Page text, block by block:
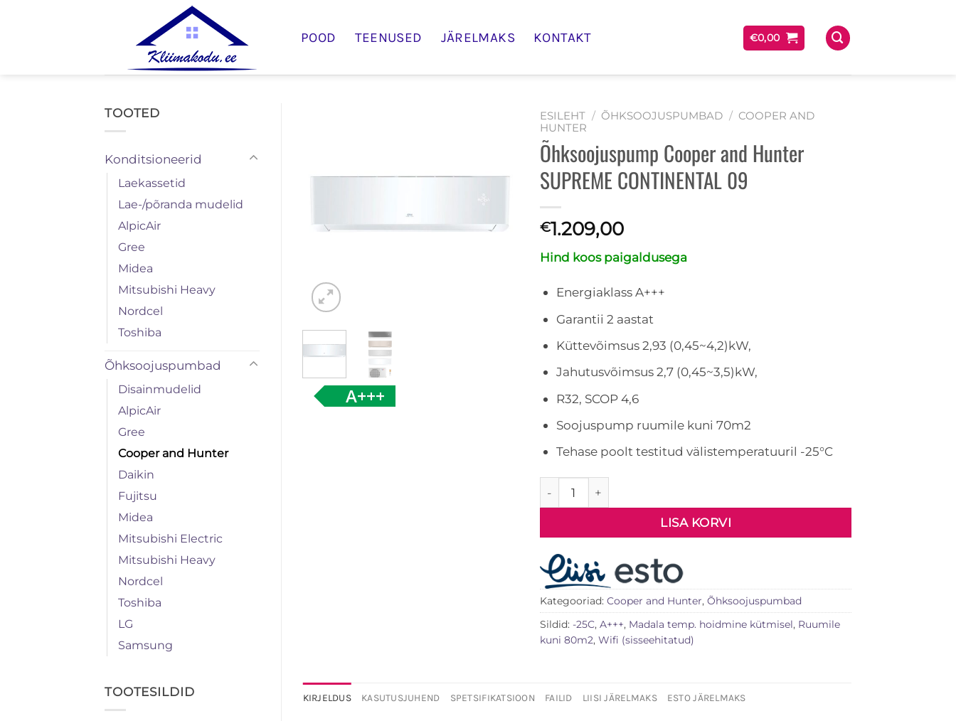
POOD TEENUSED JÄRELMAKS KONTAKT €0,00
TOOTED
Konditsioneerid
Laekassetid
Lae-/põranda mudelid
AlpicAir
Gree
Midea
Mitsubishi Heavy
Nordcel
Toshiba
Õhksoojuspumbad
Disainmudelid
AlpicAir
Gree
Cooper and Hunter
Daikin
Fujitsu
Midea
Mitsubishi Electric
Mitsubishi Heavy
Nordcel
Toshiba
LG
Samsung
TOOTESILDID
A+++
ESILEHT / ÕHKSOOJUSPUMBAD / COOPER AND
HUNTER
Õhksoojuspump Cooper and Hunter
SUPREME CONTINENTAL 09
€1.209,00
Hind koos paigaldusega
Energiaklass A+++
Garantii 2 aastat
Küttevõimsus 2,93 (0,45~4,2)kW,
Jahutusvõimsus 2,7 (0,45~3,5)kW,
R32, SCOP 4,6
Soojuspump ruumile kuni 70m2
Tehase poolt testitud välistemperatuuril -25°C
LISA KORVI
Kategooriad:Cooper and Hunter,Õhksoojuspumbad
Sildid: -25C,A+++, Madala temp. hoidmine kütmisel, Ruumile
kuni 80m2,Wifi (sisseehitatud)
KIRJELDUS KASUTUSJUHEND SPETSIFIKATSIOON FAILID LIISI JÄRELMAKS ESTO JÄRELMAKS